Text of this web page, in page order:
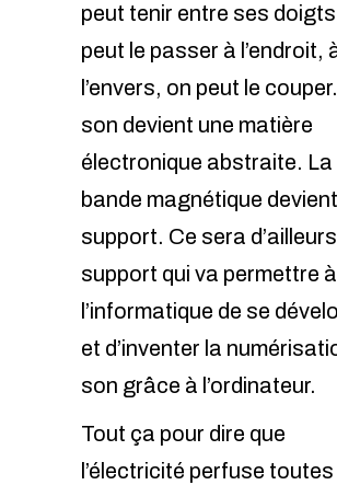
peut tenir entre ses
peut le passer à l’endroit,
l’envers, on peut le
son devient une matière
électronique abstraite. La
bande magnétique
support. Ce sera
support qui va permettre à
l’informatique de se
et d’inventer la
son grâce à l’ordinateur.
Tout ça pour dire que
l’électricité perfuse